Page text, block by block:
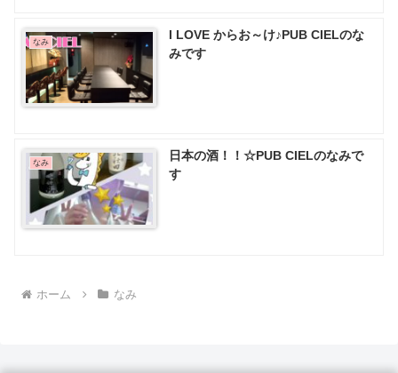
なみ
I LOVE からお～け♪PUB CIELのな
みです
なみ
日本の酒！！☆PUB CIELのなみで
す
ホーム なみ